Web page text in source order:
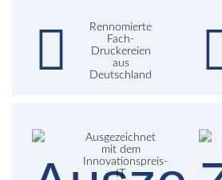
Rennomierte
Fach-
Druckereien
aus
Deutschland
Ausgezeichnet
mit dem
Innovationspreis-
IT